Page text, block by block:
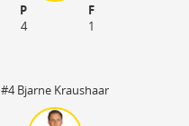
P
F
4
1
#4 Bjarne Kraushaar